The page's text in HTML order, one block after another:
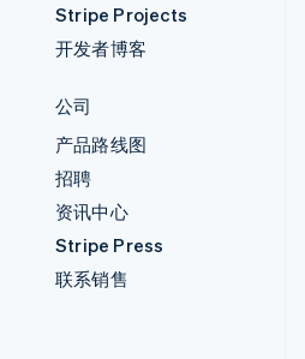
Stripe Projects
开发者博客
公司
产品路线图
招聘
资讯中心
Stripe Press
联系销售